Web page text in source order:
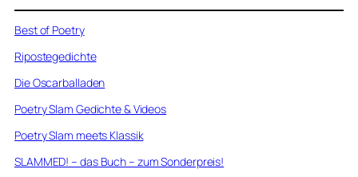
Best of Poetry
Ripostegedichte
Die Oscarballaden
Poetry Slam Gedichte & Videos
Poetry Slam meets Klassik
SLAMMED! – das Buch – zum Sonderpreis!